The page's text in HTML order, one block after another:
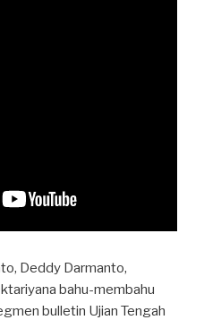
Deddy Darmanto,
bahu-membahu
bulletin Ujian Tengah